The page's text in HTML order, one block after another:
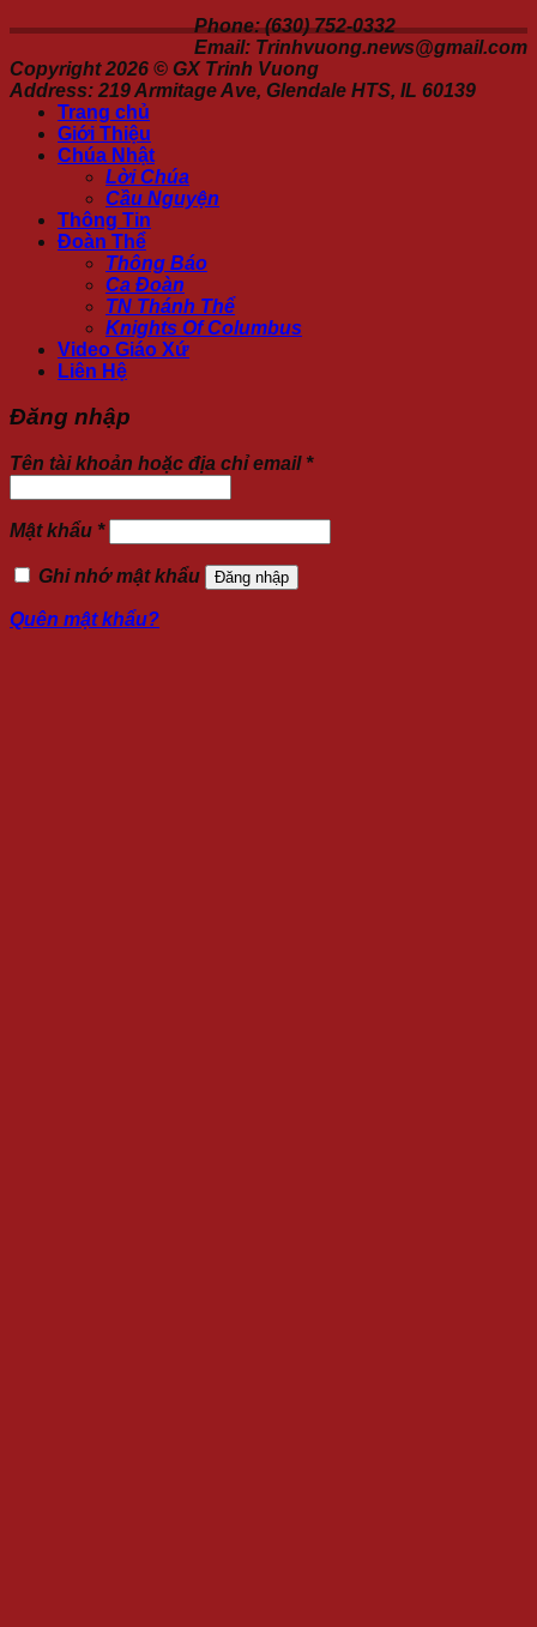
Phone: (630) 752-0332
Email: Trinhvuong.news@gmail.com
Copyright 2026 © GX Trinh Vuong
Address: 219 Armitage Ave, Glendale HTS, IL 60139
Trang chủ
Giới Thiệu
Chúa Nhật
Lời Chúa
Cầu Nguyện
Thông Tin
Đoàn Thể
Thông Báo
Ca Đoàn
TN Thánh Thể
Knights Of Columbus
Video Giáo Xứ
Liên Hệ
Đăng nhập
Tên tài khoản hoặc địa chỉ email *
Mật khẩu *
Ghi nhớ mật khẩu Đăng nhập
Quên mật khẩu?